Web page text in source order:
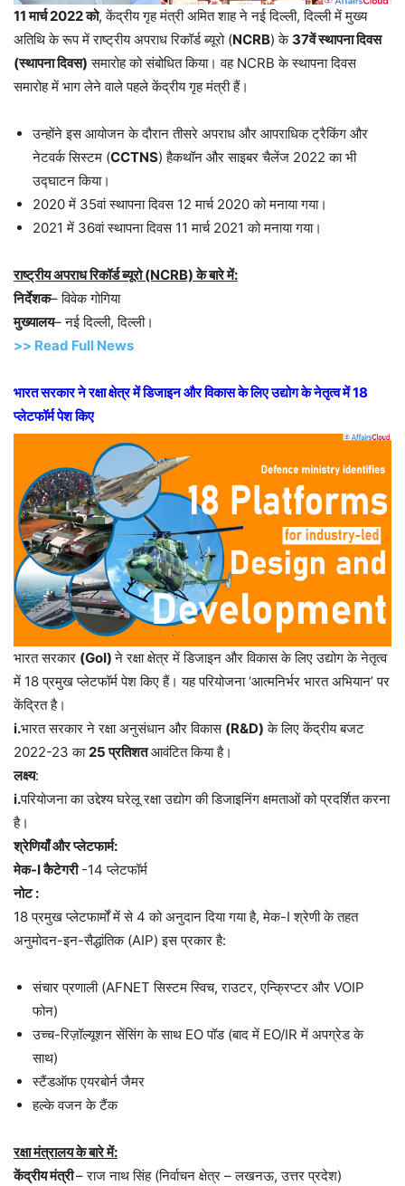
11 मार्च 2022 को, केंद्रीय गृह मंत्री अमित शाह ने नई दिल्ली, दिल्ली में मुख्य
अतिथि के रूप में राष्ट्रीय अपराध रिकॉर्ड ब्यूरो (NCRB) के 37वें स्थापना दिवस
(स्थापना दिवस) समारोह को संबोधित किया। वह NCRB के स्थापना दिवस
समारोह में भाग लेने वाले पहले केंद्रीय गृह मंत्री हैं।
उन्होंने इस आयोजन के दौरान तीसरे अपराध और आपराधिक ट्रैकिंग और
नेटवर्क सिस्टम (CCTNS) हैकथॉन और साइबर चैलेंज 2022 का भी
उद्घाटन किया।
2020 में 35वां स्थापना दिवस 12 मार्च 2020 को मनाया गया।
2021 में 36वां स्थापना दिवस 11 मार्च 2021 को मनाया गया।
राष्ट्रीय अपराध रिकॉर्ड ब्यूरो (NCRB) के बारे में:
निर्देशक– विवेक गोगिया
मुख्यालय– नई दिल्ली, दिल्ली।
>> Read Full News
भारत सरकार ने रक्षा क्षेत्र में डिजाइन और विकास के लिए उद्योग के नेतृत्व में 18
प्लेटफॉर्म पेश किए
भारत सरकार (GoI)ने रक्षा क्षेत्र में डिजाइन और विकास के लिए उद्योग के नेतृत्व
में 18 प्रमुख प्लेटफॉर्म पेश किए हैं। यह परियोजना ‘आत्मनिर्भर भारत अभियान’ पर
केंद्रित है।
i.भारत सरकार ने रक्षा अनुसंधान और विकास (R&D) के लिए केंद्रीय बजट
2022-23 का 25 प्रतिशतआवंटित किया है।
लक्ष्य:
i.परियोजना का उद्देश्य घरेलू रक्षा उद्योग की डिजाइनिंग क्षमताओं को प्रदर्शित करना
है।
श्रेणियाँ और प्लेटफार्म:
मेक-I कैटेगरी-14 प्लेटफॉर्म
नोट :
18 प्रमुख प्लेटफार्मों में से 4 को अनुदान दिया गया है, मेक-I श्रेणी के तहत
अनुमोदन-इन-सैद्धांतिक (AIP) इस प्रकार है:
संचार प्रणाली (AFNET सिस्टम स्विच, राउटर, एन्क्रिप्टर और VOIP
फोन)
उच्च-रिज़ॉल्यूशन सेंसिंग के साथ EO पॉड (बाद में EO/IR में अपग्रेड के
साथ)
स्टैंडऑफ एयरबोर्न जैमर
हल्के वजन के टैंक
रक्षा मंत्रालय के बारे में:
केंद्रीय मंत्री– राज नाथ सिंह (निर्वाचन क्षेत्र – लखनऊ, उत्तर प्रदेश)